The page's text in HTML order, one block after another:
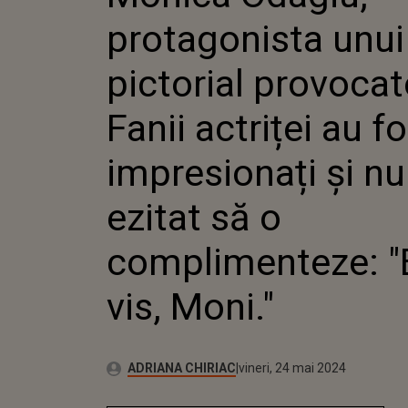
"EȘTI
protagonista unui
pictorial
Fanii actriței au
impresionați și
ezitat să o
complimenteze:
vis, Moni."
Autor:ADRIANA CHIRIACPublicat:
miercuri, 24 mai 2023
Actualizat:
vineri, 24 mai 2024